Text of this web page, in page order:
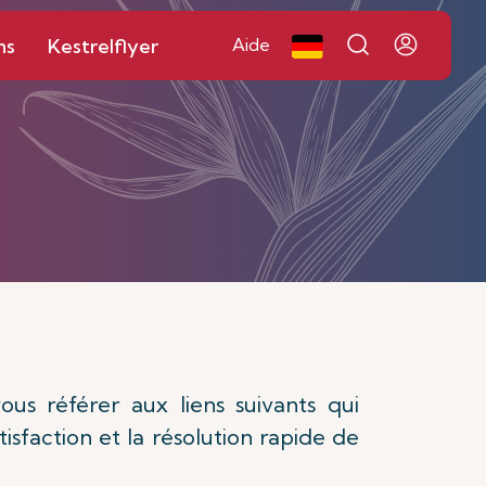
Kestrelflyer Aide
référer aux liens suivants qui
et la résolution rapide de